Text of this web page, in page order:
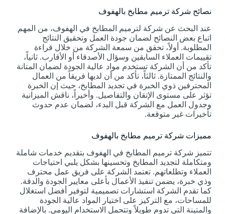
نصائح شركة ترميم مطابخ بالهفوف
عند البحث عن شركة لترميم المطابخ في الهفوف، من المهم
اتباع بعض النصائح لضمان جودة العمل وتحقيق النتائج
المطلوبة. أولاً، تحقق من سمعة الشركة من خلال قراءة
تقييمات العملاء السابقين وسؤال الأصدقاء أو الأقارب. ثانياً،
تأكد من أن الشركة تستخدم مواد عالية الجودة لضمان المتانة
والنتائج الممتازة. ثالثاً، تأكد من أن لديها فريقاً من العمال
المحترفين ذوي الخبرة في تجديد المطابخ، حيث إن الخبرة
تؤثر على مستوى الإتقان والتفاصيل. وأخيراً، ناقش الميزانية
وجدول العمل مع الشركة قبل البدء، لضمان عدم حدوث
تأخيرات غير متوقعة.
مميزات شركة ترميم مطابخ بالهفوف
تتميز شركة ترميم المطابخ في الهفوف بتقديم خدمات شاملة
ومتكاملة لتجديد المطابخ وتحسينها بشكل يلبي احتياجات
العملاء وتطلعاتهم. تعتمد الشركة على فريق عمل محترف
وذي خبرة، يضمن تنفيذ الأعمال بأعلى معايير الجودة والدقة.
كما تقدم الشركة استشارات تصميمية لتوفير أفضل استغلال
للمساحات، مع التركيز على اختيار المواد عالية الجودة
والمتينة التي تدوم طويلاً وتتحمل الاستخدام اليومي. بالإضافة